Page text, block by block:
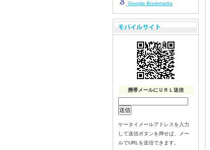
Google Bookmarks
携帯メールにＵＲＬ送信
ケータイメールアドレスを入力
して送信ボタンを押せば、メー
ルでURLを送信できます。